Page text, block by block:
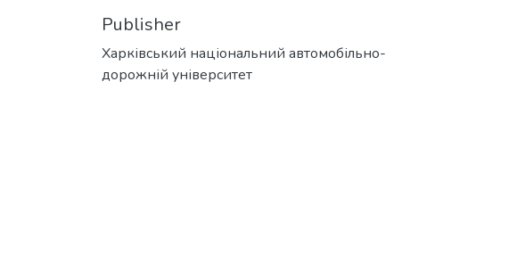
Publisher
Харківський національний автомобільно-
дорожній університет